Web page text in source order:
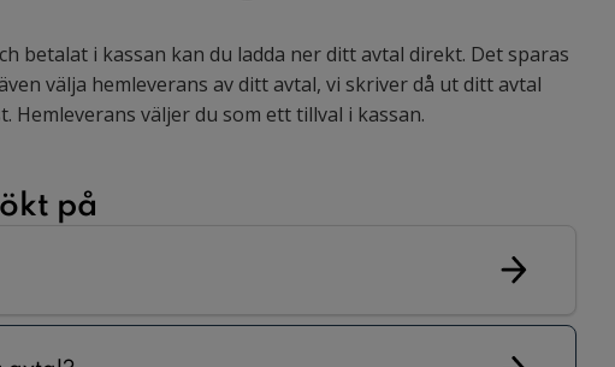
betalat i kassan kan du ladda ner ditt avtal direkt. Det sparas
välja hemleverans av ditt avtal, vi skriver då ut ditt avtal
Hemleverans väljer du som ett tillval i kassan.
på